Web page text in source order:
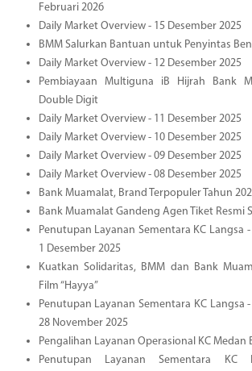
Februari 2026
Daily Market Overview - 15 Desember 2025
BMM Salurkan Bantuan untuk Penyintas
Daily Market Overview - 12 Desember 2025
Pembiayaan Multiguna iB Hijrah Bank
Double Digit
Daily Market Overview - 11 Desember 2025
Daily Market Overview - 10 Desember 2025
Daily Market Overview - 09 Desember 2025
Daily Market Overview - 08 Desember 2025
Bank Muamalat, Brand Terpopuler Tahun
Bank Muamalat Gandeng Agen Tiket Resmi
Penutupan Layanan Sementara KC Langsa
1 Desember 2025
Kuatkan Solidaritas, BMM dan Bank
Film “Hayya”
Penutupan Layanan Sementara KC Langsa
28 November 2025
Pengalihan Layanan Operasional KC Medan
Penutupan Layanan Sementara KC